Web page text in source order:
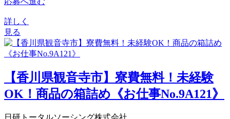
詳しく
見る
【香川県観音寺市】寮費無料！未経験
OK！商品の箱詰め《お仕事No.9A121》